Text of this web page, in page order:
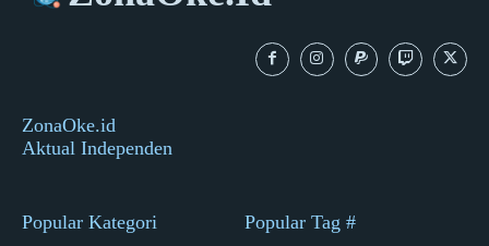
ZonaOke.id
Aktual Independen
Popular Kategori Popular Tag #